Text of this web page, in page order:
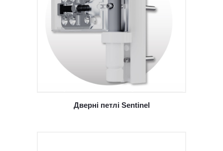
Дверні петлі Sentinel